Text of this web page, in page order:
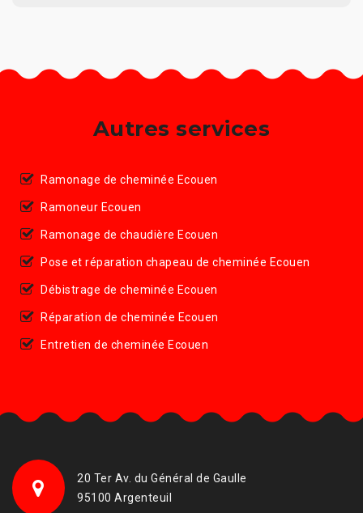
Autres services
Ramonage de cheminée Ecouen
Ramoneur Ecouen
Ramonage de chaudière Ecouen
Pose et réparation chapeau de cheminée Ecouen
Débistrage de cheminée Ecouen
Réparation de cheminée Ecouen
Entretien de cheminée Ecouen
20 Ter Av. du Général de Gaulle
95100 Argenteuil